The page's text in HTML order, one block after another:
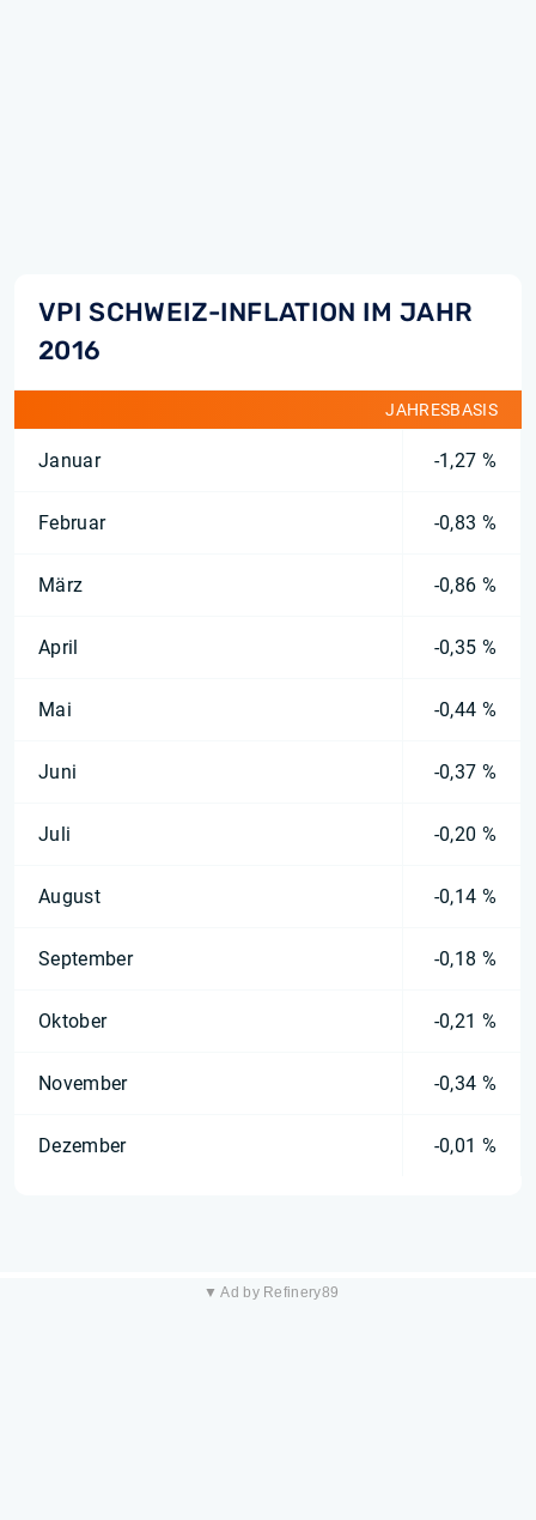
VPI SCHWEIZ-INFLATION IM JAHR
2016
JAHRESBASIS
Januar -1,27 %
Februar -0,83 %
März -0,86 %
April -0,35 %
Mai -0,44 %
Juni -0,37 %
Juli -0,20 %
August -0,14 %
September -0,18 %
Oktober -0,21 %
November -0,34 %
Dezember -0,01 %
▼ Ad by Refinery89